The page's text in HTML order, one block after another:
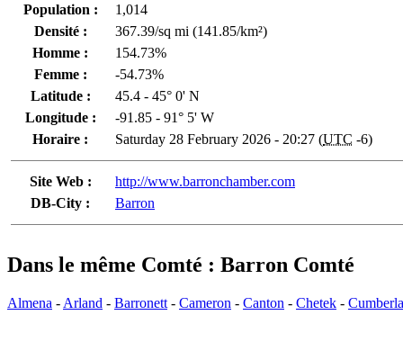
Population :
1,014
Densité :
367.39/sq mi (141.85/km²)
Homme :
154.73%
Femme :
-54.73%
Latitude :
45.4 - 45° 0' N
Longitude :
-91.85 - 91° 5' W
Horaire :
Saturday 28 February 2026 - 20:27 (UTC -6)
Site Web :
http://www.barronchamber.com
DB-City :
Barron
Dans le même Comté : Barron Comté
Almena - Arland - Barronett - Cameron - Canton - Chetek -